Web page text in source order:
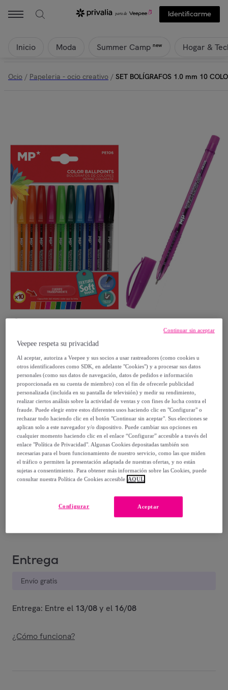
Identificarme
Inicio Moda Summer Camp new Hogar &
Ocio / Papeleria - ocio creativo / SET BOLÍGRAFOS 1.0 mm 10
DAM
SET BOLÍGRAFOS 1.0 mm 10 COLORES
ESCRITURA SUAVE
Modelo: SET BOLÍGRAFOS 1.0 mm 10
COLORES ESCRITURA SUAVE
7,99 €
9,99 €
EMPRENDIMIENTOS URBANOS
Entrega
Envío gratis
Entrega: Entre el 13/08y el 16/08
¿Cómo funciona?
Veepee respeta su privacidad
Al aceptar, autoriza a Veepee y sus socios a usar rastreadores (como cookies u
otros identificadores como SDK, en adelante "Cookies") y a procesar sus datos
personales (como sus datos de navegación, datos de pedidos e información
proporcionada en su cuenta de miembro) con el fin de ofrecerle publicidad
personalizada (incluida en su pantalla de televisión) y medir su rendimiento,
realizar ciertos análisis sobre la actividad de ventas y con fines de lucha contra el
fraude. Puede elegir entre estos diferentes usos haciendo clic en "Configurar" o
rechazar todo haciendo clic en el botón "Continuar sin aceptar". Sus elecciones se
aplican solo a este navegador y/o dispositivo. Puede cambiar sus opciones en
cualquier momento haciendo clic en el enlace “Configurar” accesible a través del
enlace "Política de Privacidad". Algunas Cookies depositadas también son
necesarias para el buen funcionamiento de nuestro servicio, como las que miden
el tráfico o permiten la presentación adaptada de nuestras ofertas, y no están
sujetas a consentimiento. Para obtener más información sobre las Cookies, puede
consultar nuestra Política de Cookies accesible AQUÍ.
Aceptar
Configurar
Continuar sin aceptar